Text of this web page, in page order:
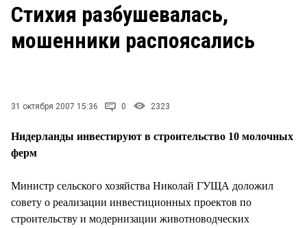
ЗАКОН
СТИЛЬ ЖИЗНИ
Рейтинги
Блоги
Стихия разбушевалась,
мошенники распоясались
31 октября 2007 15:36 0 2323
Нидерланды инвестируют в строительство 10 молочных
ферм
Министр сельского хозяйства Николай ГУЩА доложил
совету о реализации инвестиционных проектов по
строительству и модернизации животноводческих